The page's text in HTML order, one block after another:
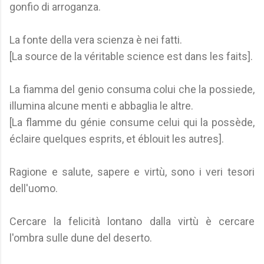
gonfio di arroganza.
La fonte della vera scienza è nei fatti.
[La source de la véritable science est dans les faits].
La fiamma del genio consuma colui che la possiede,
illumina alcune menti e abbaglia le altre.
[La flamme du génie consume celui qui la possède,
éclaire quelques esprits, et éblouit les autres].
Ragione e salute, sapere e virtù, sono i veri tesori
dell'uomo.
Cercare la felicità lontano dalla virtù è cercare
l'ombra sulle dune del deserto.